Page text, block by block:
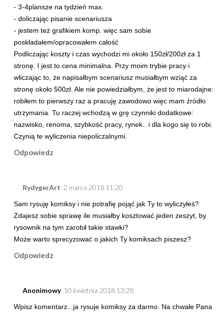
- 3-4plansze na tydzień max.
- doliczając pisanie scenariusza
- jestem też grafikiem komp. więc sam sobie
poskładałem/opracowałem całość
Podliczając koszty i czas wychodzi mi około 150zł/200zł za 1
stronę. I jest to cena minimalna. Przy moim trybie pracy i
wliczając to, że napisałbym scenariusz musiałbym wziąć za
stronę około 500zł. Ale nie powiedziałbym, że jest to miarodajne:
robiłem to pierwszy raz a pracuję zawodowo więc mam źródło
utrzymania. Tu raczej wchodzą w grę czynniki dodatkowe:
nazwisko, renoma, szybkość pracy, rynek.. i dla kogo się to robi.
Czynią te wyliczenia niepoliczalnymi.
Odpowiedz
RydygerArt 2 marca 2018 11:20
Sam rysuję komiksy i nie potrafię pojąć jak Ty to wyliczyłeś?
Zdajesz sobie sprawę ile musiałby kosztować jeden zeszyt, by
rysownik na tym zarobił takie stawki?
Może warto sprecyzować o jakich Ty komiksach piszesz?
Odpowiedz
Anonimowy 10 kwietnia 2018 13:28
Wpisz komentarz...ja rysuje komiksy za darmo. Na chwałe Pana